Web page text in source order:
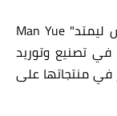
ليمتد" Man Yue
تصنيع وتوريد
في منتجاتها على